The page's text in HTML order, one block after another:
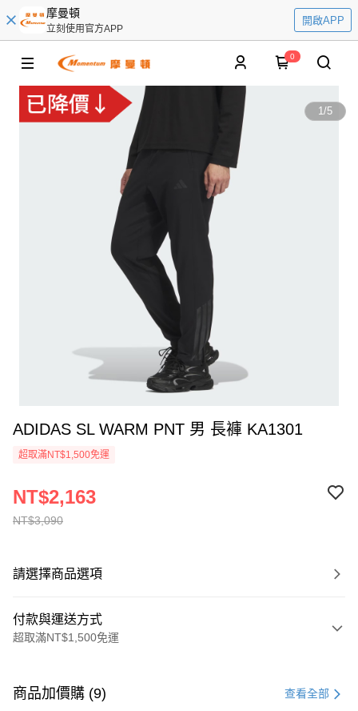
摩曼頓
立刻使用官方APP
開啟APP
0
1/5
ADIDAS SL WARM PNT 男 長褲 KA1301
超取滿NT$1,500免運
NT$3,090
NT$2,163
請選擇商品選項
付款與運送方式
超取滿NT$1,500免運
信用卡一次付款
商品加價購 (9) 查看全部